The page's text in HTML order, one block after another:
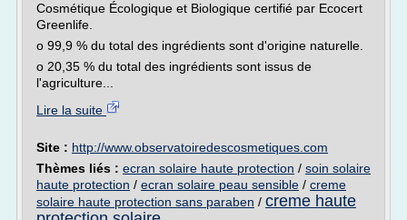
Cosmétique Écologique et Biologique certifié par Ecocert
Greenlife.
o 99,9 % du total des ingrédients sont d'origine naturelle.
o 20,35 % du total des ingrédients sont issus de
l'agriculture...
Lire la suite
Site : http://www.observatoiredescosmetiques.com
Thèmes liés : ecran solaire haute protection / soin solaire
haute protection / ecran solaire peau sensible / creme
solaire haute protection sans paraben / creme haute